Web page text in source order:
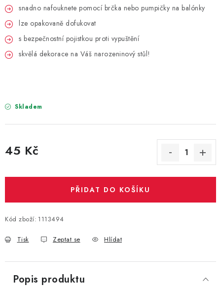
PARTY FOTOKOUTEK
PIŇATY
Obchodní podmínky
snadno nafouknete pomocí brčka nebo pumpičky na balónky
lze opakovaně dofukovat
s bezpečnostní pojistkou proti vypuštění
skvělá dekorace na Váš narozeninový stůl!
Skladem
45 Kč
PŘIDAT DO KOŠÍKU
Kód zboží: 1113494
Tisk Zeptat se Hlídat
Popis produktu